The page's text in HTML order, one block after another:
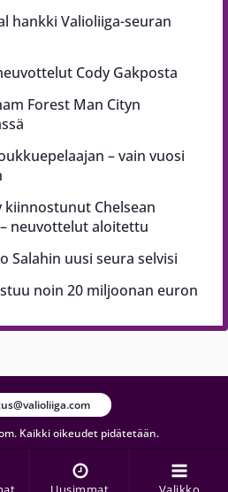
hankki Valioliiga-seuran
Cody Gakposta
Forest Man Cityn
– vain vuosi
kiinnostunut Chelsean
neuvottelut aloitettu
Salahin uusi seura selvisi
noin 20 miljoonan euron
Kaikki oikeudet pidätetään.